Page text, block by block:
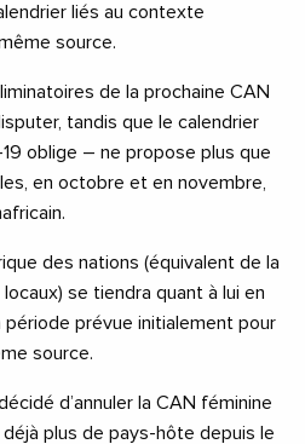
liés au contexte
source.
de la prochaine CAN
tandis que le calendrier
oblige – ne propose plus que
en octobre et en novembre,
des nations (équivalent de la
se tiendra quant à lui en
période prévue initialement pour
source.
d’annuler la CAN féminine
déjà plus de pays-hôte depuis le